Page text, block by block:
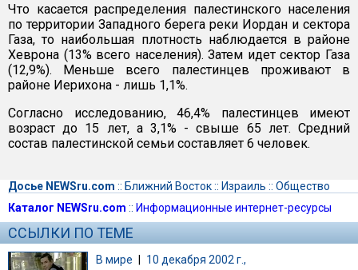
Что касается распределения палестинского населения
по территории Западного берега реки Иордан и сектора
Газа, то наибольшая плотность наблюдается в районе
Хеврона (13% всего населения). Затем идет сектор Газа
(12,9%). Меньше всего палестинцев проживают в
районе Иерихона - лишь 1,1%.
Согласно исследованию, 46,4% палестинцев имеют
возраст до 15 лет, а 3,1% - свыше 65 лет. Средний
состав палестинской семьи составляет 6 человек.
Досье NEWSru.com :: Ближний Восток:: Израиль :: Общество
Каталог NEWSru.com :: Информационные интернет-ресурсы
ССЫЛКИ ПО ТЕМЕ
В мире | 10 декабря 2002 г.,